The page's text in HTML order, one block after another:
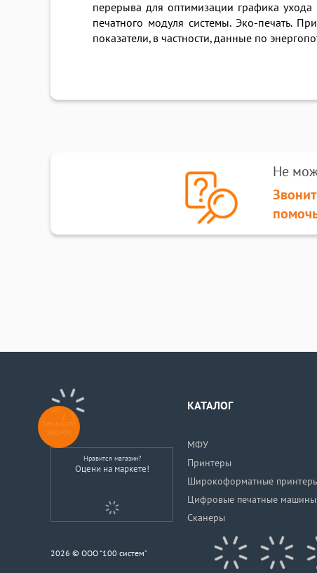
перерыва для оптимизации графика
печатного модуля системы. Эко-печать.
показатели, в частности, данные по
Не
Нравится магазин?
Оцени на маркете!
КАТАЛОГ
МФУ
Принтеры
Широкоформатные
Цифровые печатные машины
Сканеры
2026 © ООО “100 систем”
Закажите
звонок